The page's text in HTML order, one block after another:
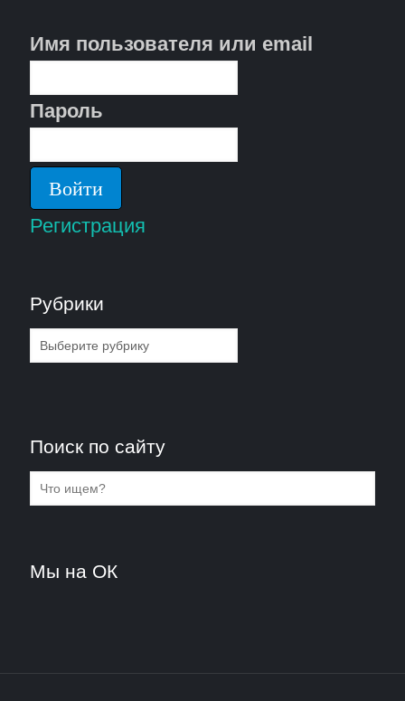
Имя пользователя или email
Пароль
Регистрация
Рубрики
Рубрики
Поиск по сайту
Мы на ОК